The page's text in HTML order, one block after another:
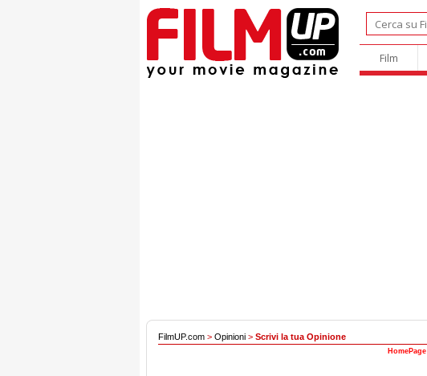
Film
FilmUP.com > Opinioni > Scrivi la tua Opinione
HomePage